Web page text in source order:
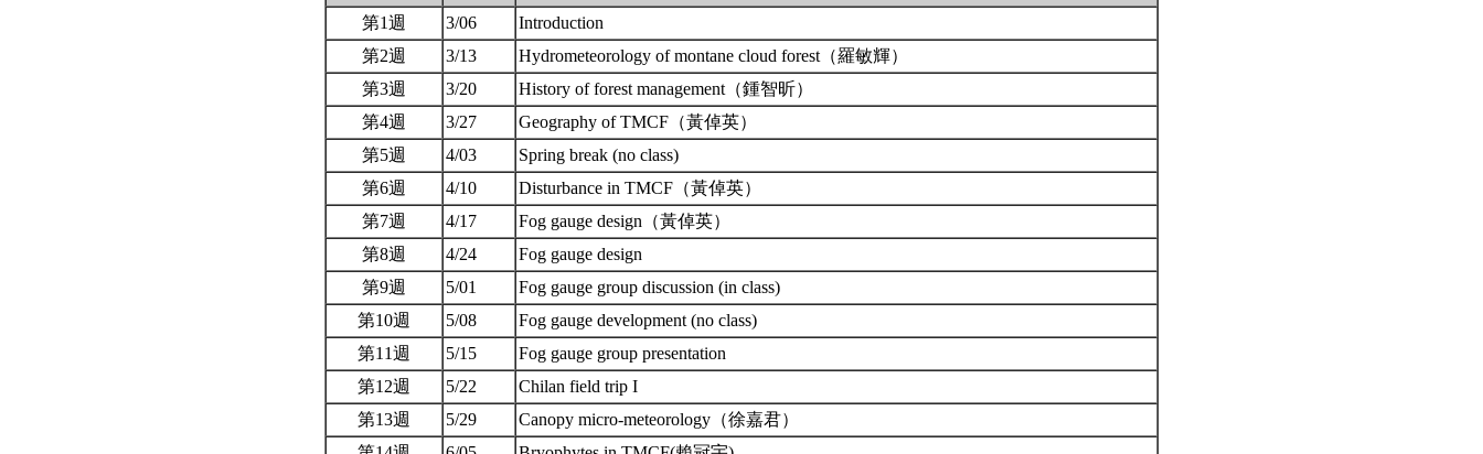
第1週
3/06
Introduction
第2週
3/13
Hydrometeorology of montane cloud forest（羅敏輝）
第3週
3/20
History of forest management（鍾智昕）
第4週
3/27
Geography of TMCF（黃倬英）
第5週
4/03
Spring break (no class)
第6週
4/10
Disturbance in TMCF（黃倬英）
第7週
4/17
Fog gauge design（黃倬英）
第8週
4/24
Fog gauge design
第9週
5/01
Fog gauge group discussion (in class)
第10週
5/08
Fog gauge development (no class)
第11週
5/15
Fog gauge group presentation
第12週
5/22
Chilan field trip I
第13週
5/29
Canopy micro-meteorology（徐嘉君）